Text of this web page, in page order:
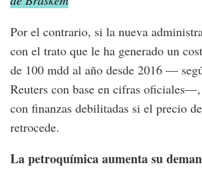
Por el contrario, si la nueva
con el trato que le ha generado un
de 100 mdd al año desde 2016 —
Reuters con base en cifras
con finanzas debilitadas si el precio
retrocede.
La petroquímica aumenta su